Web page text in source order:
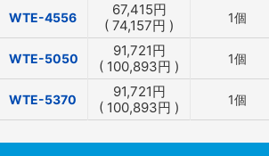
WTE-4556 67,415円
( 74,157円 ) 1個
WTE-5050 91,721円
( 100,893円 ) 1個
WTE-5370 91,721円
( 100,893円 ) 1個